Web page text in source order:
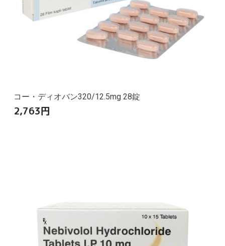
コー・ディオバン320/12.5mg 28錠
2,763円